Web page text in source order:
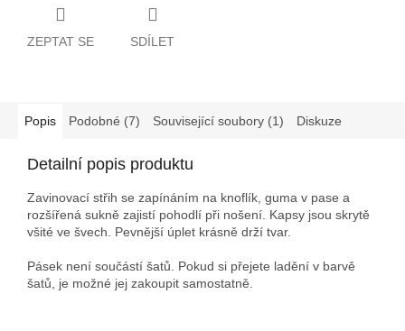
ZEPTAT SE SDÍLET
Popis Podobné (7) Související soubory (1) Diskuze
Detailní popis produktu
Zavinovací střih se zapínáním na knoflík, guma v pase a
rozšířená sukně zajistí pohodlí při nošení. Kapsy jsou skrytě
všité ve švech. Pevnější úplet krásně drží tvar.
Pásek není součástí šatů. Pokud si přejete ladění v barvě
šatů, je možné jej zakoupit samostatně.